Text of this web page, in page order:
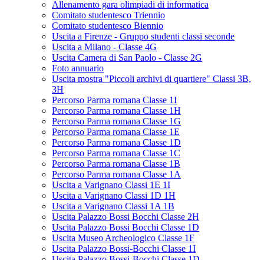
Allenamento gara olimpiadi di informatica
Comitato studentesco Triennio
Comitato studentesco Biennio
Uscita a Firenze - Gruppo studenti classi seconde
Uscita a Milano - Classe 4G
Uscita Camera di San Paolo - Classe 2G
Foto annuario
Uscita mostra "Piccoli archivi di quartiere" Classi 3B,
3H
Percorso Parma romana Classe 1I
Percorso Parma romana Classe 1H
Percorso Parma romana Classe 1G
Percorso Parma romana Classe 1E
Percorso Parma romana Classe 1D
Percorso Parma romana Classe 1C
Percorso Parma romana Classe 1B
Percorso Parma romana Classe 1A
Uscita a Varignano Classi 1E 1I
Uscita a Varignano Classi 1D 1H
Uscita a Varignano Classi 1A 1B
Uscita Palazzo Bossi Bocchi Classe 2H
Uscita Palazzo Bossi Bocchi Classe 1D
Uscita Museo Archeologico Classe 1F
Uscita Palazzo Bossi-Bocchi Classe 1I